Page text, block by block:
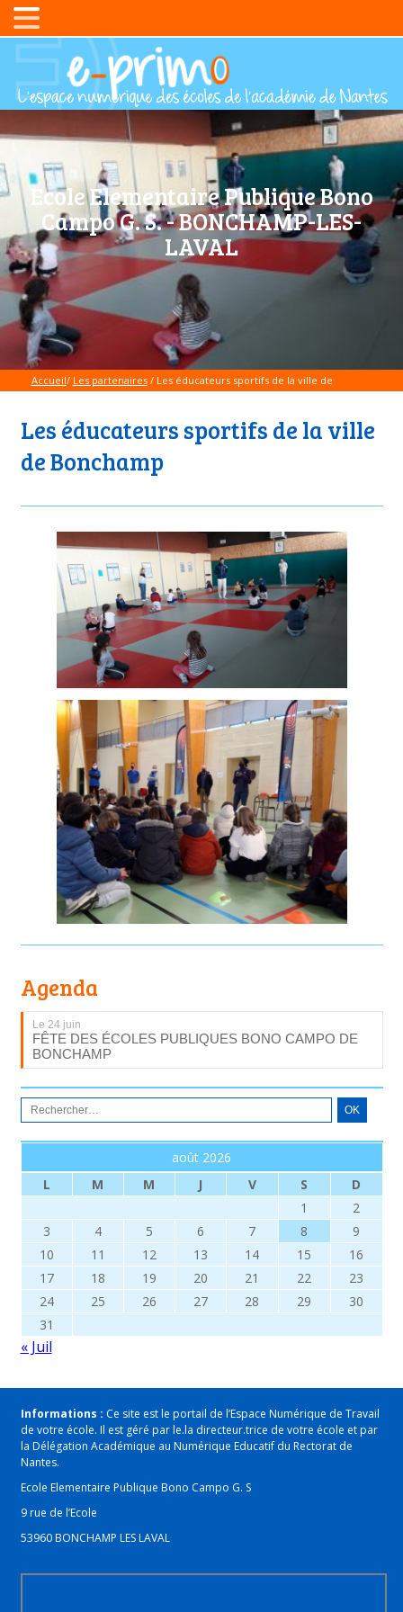
Ecole Elementaire Publique Bono
Campo G. S. - BONCHAMP-LES-
LAVAL
Accueil/ Les partenaires/ Les éducateurs sportifs de la ville de
Les éducateurs sportifs de la ville
de Bonchamp
Agenda
Le 24 juin
FÊTE DES ÉCOLES PUBLIQUES BONO CAMPO DE
BONCHAMP
août 2026
L
M M J V S
D
1
2
3
4 5 6 7 8
9
10
11 12 13 14 15
16
17
18 19 20 21 22
23
24
25 26 27 28 29
30
31
« Juil
Informations : Ce site est le portail de l’Espace Numérique de Travail
de votre école. Il est géré par le.la directeur.trice de votre école et par
la Délégation Académique au Numérique Educatif du Rectorat de
Nantes.
Ecole Elementaire Publique Bono Campo G. S
9 rue de l’Ecole
53960 BONCHAMP LES LAVAL